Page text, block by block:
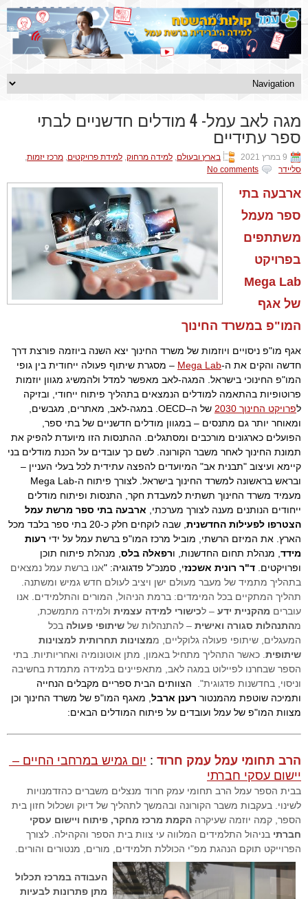
מגה לאב עמל- 4 מודלים חדשניים לבתי
ספר עתידיים
9 במרץ 2021 בארץ ובעולם, למידה מרחוק, למידת פרויקטים, מרכז יזמות,
סליידר
No comments
ארבעה בתי
ספר מעמל
משתתפים
בפרויקט
Mega Lab
של אגף
המו"פ במשרד החינוך
אגף מו"פ ניסויים ויוזמות של משרד החינוך יצא השנה ביוזמה פורצת דרך
חדשה והקים את ה-Mega Lab
– מסגרת שיתוף פעולה ייחודית בין גופי
המו"פ החינוכי בישראל. המגה-לאב מאפשר למדל ולהמשיג מגוון יוזמות
פרוטופיות בהתאמה למודלים הנמצאים בתהליך פיתוח ייחודי, ובזיקה
לפרויקט החינוך 2030 של
ה–OECD. במגה-לאב, מאתרים, מגבשים,
ומאוחר יותר גם מתנסים – במגוון מודלים חדשניים של בתי ספר,
הפועלים כארגונים מורכבים ומסתגלים. ההתנסות הזו מיועדת להפיק את
תמונת החינוך לאחר משבר הקורונה. לשם כך עובדים על הכנת מודלים בני
קיימא ועיצוב "תבנית אב" המיועדים להפצה עתידית לכל בעלי העניין –
ובראש בראשונה למשרד החינוך בישראל. לצורך פיתוח ה-Mega Lab
מעמיד משרד החינוך תשתית למעבדת חקר, התנסות ופיתוח מודלים
ייחודים הנותנים מענה לצורך מערכתי,
ארבעה בתי ספר מרשת עמל
הצטרפו לפעילות החדשנית
, שבה לוקחים חלק כ-20 בתי ספר בלבד מכל
הארץ. את המיזם הרשתי, מוביל מרכז המו"פ ברשת עמל על ידי
רעות
מידד, מנהלת תחום החדשנות, ו רפאלה בלס
, מנהלת פיתוח תוכן
ופרויקטים. ד"ר רונית אשכנזי, סמנכ"ל פדגוגיה: " אנו ברשת עמל נמצאים
בתהליך מתמיד של מעבר מעולם ישן ויציב לעולם חדש גמיש ומשתנה.
תהליך המתקיים בכל המימדים: ברמת הניהול, המורים והתלמידים. אנו
עובריםמהקניית ידע– לכישורי למידה עצמיתולמידה מתמשכת,
מהתנהלות סגורה ואישית– להתנהלות שלשיתופי פעולהבכל
המעגלים, שיתופי פעולה גלוקליים, ממצוינות תחרותית למצוינות
שיתופית. כאשר התהליך מתחיל באמון, מתן אוטונומיה ואחריותיות. בתי
הספר שבחרנו לפיילוט במגה לאב, מתאפיינים בלמידה מתמדת בחשיבה
וניסוי, בחדשנות פדגוגית".
הצוותים הבית ספריים מקבלים הנחייה
ותמיכה שוטפת מהמנטור רענן ארבל
, מאגף המו"פ של משרד החינוך וכן
מצוות המו"פ של עמל ועובדים על פיתוח המודלים הבאים:
הרב תחומי עמל עמק חרוד :
יום גמיש במרחבי החיים –
יישום עסקי חברתי
בבית הספר עמל הרב תחומי עמק חרוד מנצלים משברים כהזדמנויות
לשינוי. בעקבות משבר הקורונה ובהמשך לתהליך של דיוק ושכלול חזון בית
הספר, קמה יוזמה שעיקרה הקמת מרכז מחקר, פיתוח ויישום עסקי
חברתי בניהול התלמידים המלווה עי צוות בית הספר והקהילה. לצורך
הפרוייקט תוקם הנהגת מפ"י הכוללת תלמידים, מורים, מנטורים והורים.
העבודה במרכז תכלול
מתן פתרונות לבעיות